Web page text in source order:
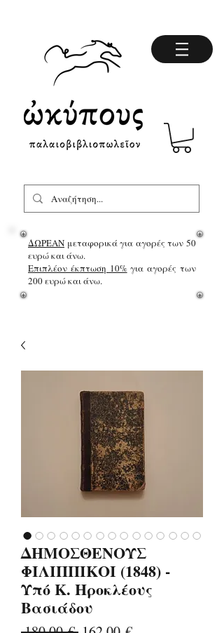
ΔΩΡΕΑΝ μεταφορικά για αγορές των 50
ευρώ και άνω.
Επιπλέον έκπτωση 10%για αγορές των
200 ευρώ και άνω.
ΔΗΜΟΣΘΕΝΟΥΣ
ΦΙΛΙΠΠΙΚΟΙ (1848) -
Υπό Κ. Ηροκλέους
Βασιάδου